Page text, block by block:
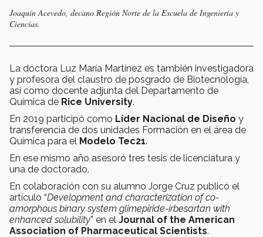
Joaquín Acevedo, decano Región Norte de la Escuela de Ingeniería y
Ciencias.
La doctora Luz María Martínez es también investigadora
y profesora del claustro de posgrado de Biotecnología,
así como docente adjunta del Departamento de
Química de Rice University.
En 2019 participó como Líder Nacional de Diseño y
transferencia de dos unidades Formación en el área de
Química para el Modelo Tec21.
En ese mismo año asesoró tres tesis de licenciatura y
una de doctorado.
En colaboración con su alumno Jorge Cruz publicó el
artículo “Development and characterization of co-
amorphous binary system glimepiride-irbesartan with
enhanced solubility” en el Journal of the American
Association of Pharmaceutical Scientists.